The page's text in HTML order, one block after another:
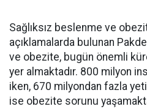
Sağlıksız beslenme ve
açıklamalarda bulunan
ve obezite, bugün önemli
yer almaktadır. 800 milyon
iken, 670 milyondan fazla
ise obezite sorunu